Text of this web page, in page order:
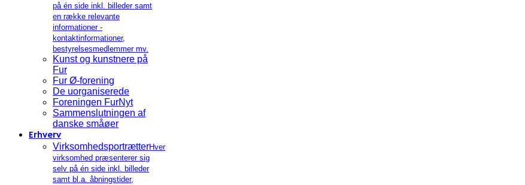
på én side inkl. billeder samt
en række relevante
informationer -
kontaktinformationer,
bestyrelsesmedlemmer mv.
Kunst og kunstnere på
Fur
Fur Ø-forening
De uorganiserede
Foreningen FurNyt
Sammenslutningen af
danske småøer
Erhverv
VirksomhedsportrætterHver
virksomhed præsenterer sig
selv på én side inkl. billeder
samt bl.a. åbningstider,